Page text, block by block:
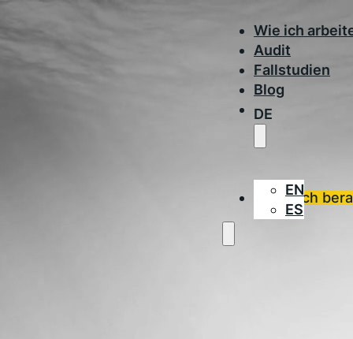
Wie ich
Audit
Fallstudien
Blog
DE
EN
ES
Lass dich